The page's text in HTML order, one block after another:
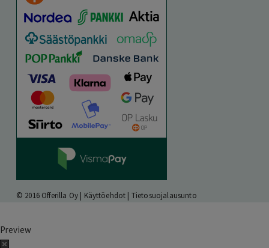
© 2016 Offerilla Oy | Käyttöehdot | Tietosuojalausunto
Preview